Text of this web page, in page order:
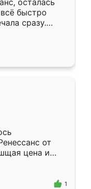
осталась
быстро
сразу.
подошёл к
Собрали
даже
от
цена и
Приехавший
самый
1